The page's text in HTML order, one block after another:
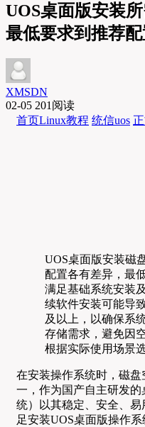
UOS桌面版安装
最低要求到推荐
XMSDN
02-05 201阅读
首页Linux教程 统信uos
UOS桌面版安装磁
配置各有差异，最
满足基础系统安装
续软件安装可能导
及以上，以确保系
存储需求，避免因
根据实际使用场景
在安装操作系统时，磁
一，作为国产自主研发
统）以其稳定、安全、
足安装UOS桌面版操作